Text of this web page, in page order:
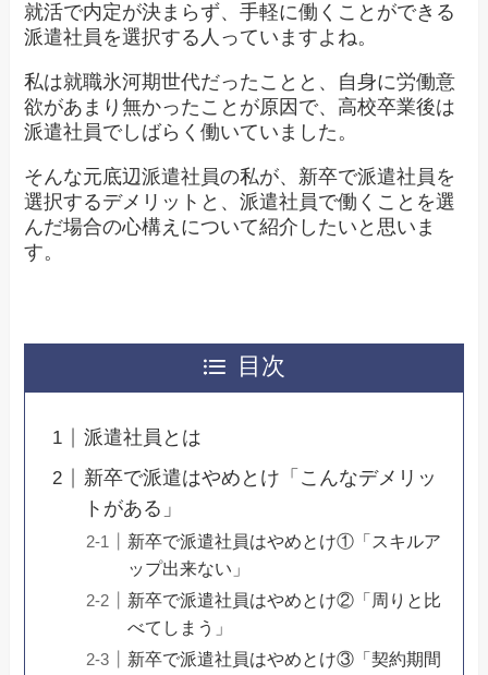
就活で内定が決まらず、手軽に働くことができる
派遣社員を選択する人っていますよね。
私は就職氷河期世代だったことと、自身に労働意
欲があまり無かったことが原因で、高校卒業後は
派遣社員でしばらく働いていました。
そんな元底辺派遣社員の私が、新卒で派遣社員を
選択するデメリットと、派遣社員で働くことを選
んだ場合の心構えについて紹介したいと思いま
す。
目次
派遣社員とは
新卒で派遣はやめとけ「こんなデメリッ
トがある」
新卒で派遣社員はやめとけ①「スキルア
ップ出来ない」
新卒で派遣社員はやめとけ②「周りと比
べてしまう」
新卒で派遣社員はやめとけ③「契約期間